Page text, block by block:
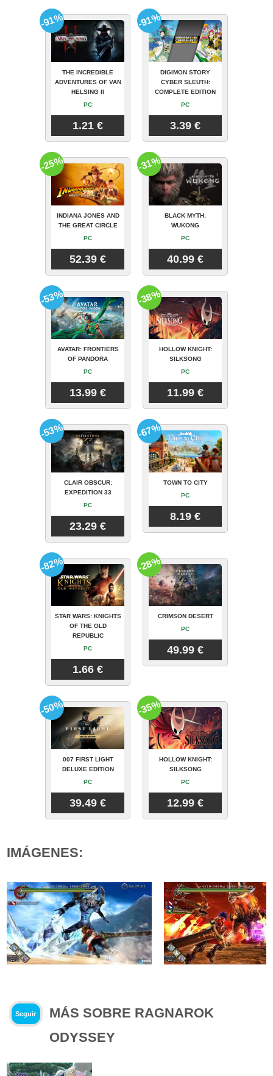
THE INCREDIBLE
ADVENTURES OF VAN
HELSING II
PC
1.21 €
-91%
DIGIMON STORY
CYBER SLEUTH:
COMPLETE EDITION
PC
3.39 €
-91%
INDIANA JONES AND
THE GREAT CIRCLE
PC
52.39 €
-25%
BLACK MYTH:
WUKONG
PC
40.99 €
-31%
AVATAR: FRONTIERS
OF PANDORA
PC
13.99 €
-53%
HOLLOW KNIGHT:
SILKSONG
PC
11.99 €
-38%
CLAIR OBSCUR:
EXPEDITION 33
PC
23.29 €
-53%
TOWN TO CITY
PC
8.19 €
-67%
STAR WARS: KNIGHTS
OF THE OLD
REPUBLIC
PC
1.66 €
-82%
CRIMSON DESERT
PC
49.99 €
-28%
007 FIRST LIGHT
DELUXE EDITION
PC
39.49 €
-50%
HOLLOW KNIGHT:
SILKSONG
PC
12.99 €
-35%
IMÁGENES:
Seguir
MÁS SOBRE RAGNAROK
ODYSSEY